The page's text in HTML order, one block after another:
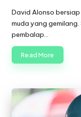
by
David Alonso
muda yang
pembalap…
Read More